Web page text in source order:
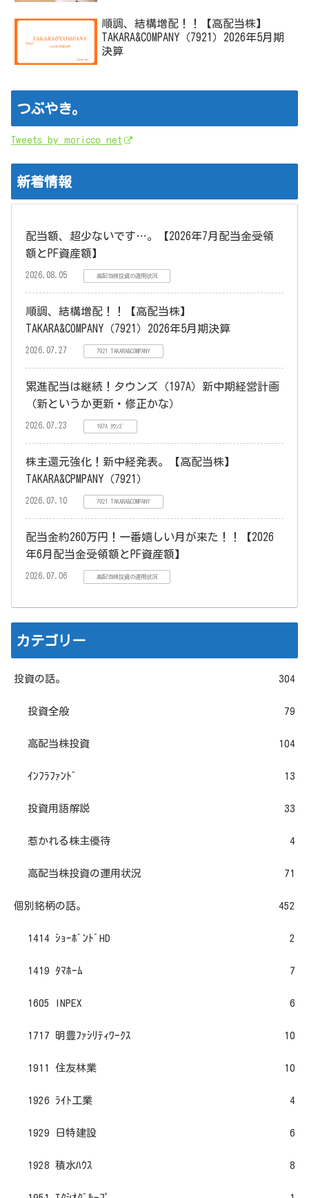
順調、結構増配！！【高配当株】
TAKARA&COMPANY（7921）2026年5月期
決算
つぶやき。
Tweets by moricco_net
新着情報
配当額、超少ないです…。【2026年7月配当金受領
額とPF資産額】
2026.08.05 高配当株投資の運用状況
順調、結構増配！！【高配当株】
TAKARA&COMPANY（7921）2026年5月期決算
2026.07.27 7921 TAKARA&COMPANY
累進配当は継続！タウンズ（197A）新中期経営計画
（新というか更新・修正かな）
2026.07.23 197A ﾀｳﾝｽﾞ
株主還元強化！新中経発表。【高配当株】
TAKARA&CPMPANY（7921）
2026.07.10 7921 TAKARA&COMPANY
配当金約260万円！一番嬉しい月が来た！！【2026
年6月配当金受領額とPF資産額】
2026.07.06 高配当株投資の運用状況
カテゴリー
投資の話。 304
投資全般 79
高配当株投資 104
ｲﾝﾌﾗﾌｧﾝﾄﾞ 13
投資用語解説 33
惹かれる株主優待 4
高配当株投資の運用状況 71
個別銘柄の話。 452
1414 ｼｮｰﾎﾞﾝﾄﾞHD 2
1419 ﾀﾏﾎｰﾑ 7
1605 INPEX 6
1717 明豊ﾌｧｼﾘﾃｨﾜｰｸｽ 10
1911 住友林業 10
1926 ﾗｲﾄ工業 4
1929 日特建設 6
1928 積水ﾊｳｽ 8